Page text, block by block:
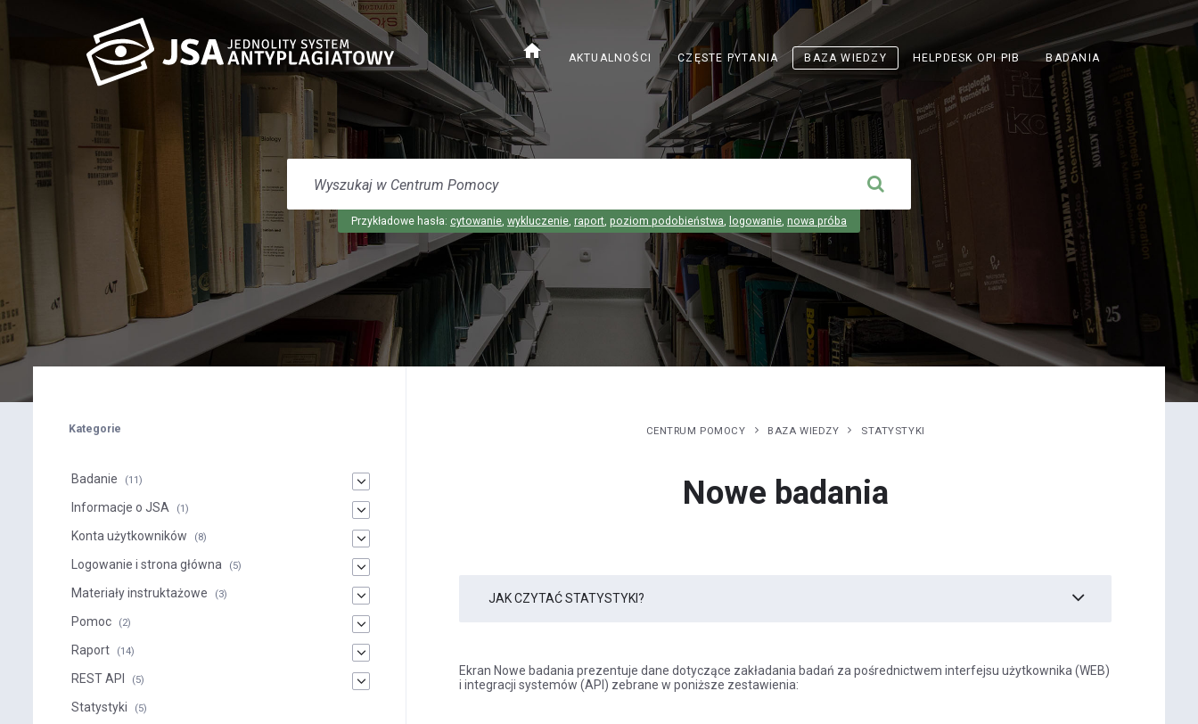
home AKTUALNOŚCI CZĘSTE PYTANIA BAZA WIEDZY HELPDESK OPI PIBODNOŚNIK
OTWIERA
SIĘ
W
NOWEJ
KARCIE
BADANIA
WYSZUKAJ
CENTRUM
Przykładowe hasła: cytowanie, wykluczenie, raport, poziom podobieństwa, logowanie, nowa próba
CENTRUM POMOCY BAZA WIEDZY STATYSTYKI
Nowe badania
JAK CZYTAĆ STATYSTYKI?
Ekran Nowe badania prezentuje dane dotyczące zakładania badań za pośrednictwem interfejsu użytkownika (WEB)
i integracji systemów (API) zebrane w poniższe zestawienia:
Kategorie
Badanie (11)
Informacje o JSA (1)
Konta użytkowników (8)
Logowanie i strona główna (5)
Materiały instruktażowe (3)
Pomoc (2)
Raport (14)
REST API (5)
Statystyki (5)